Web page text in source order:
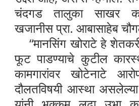
चंदगड तालुका साखर
खजानीस प्रा. आबासाहेब
“मानसिंग खोराटे हे
फूट पाडण्याचे कुटील
कामगारांवर खोटेनाटे
दौलतविषयी आस्था